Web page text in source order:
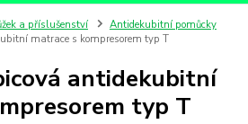
a příslušenství
Antidekubitní pomůcky
matrace s kompresorem typ T
antidekubitní
typ T